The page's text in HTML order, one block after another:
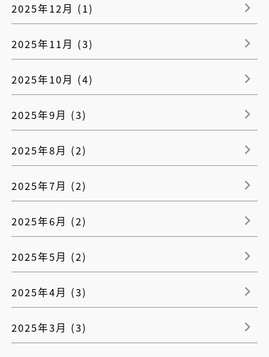
2025年12月 (1)
2025年11月 (3)
2025年10月 (4)
2025年9月 (3)
2025年8月 (2)
2025年7月 (2)
2025年6月 (2)
2025年5月 (2)
2025年4月 (3)
2025年3月 (3)